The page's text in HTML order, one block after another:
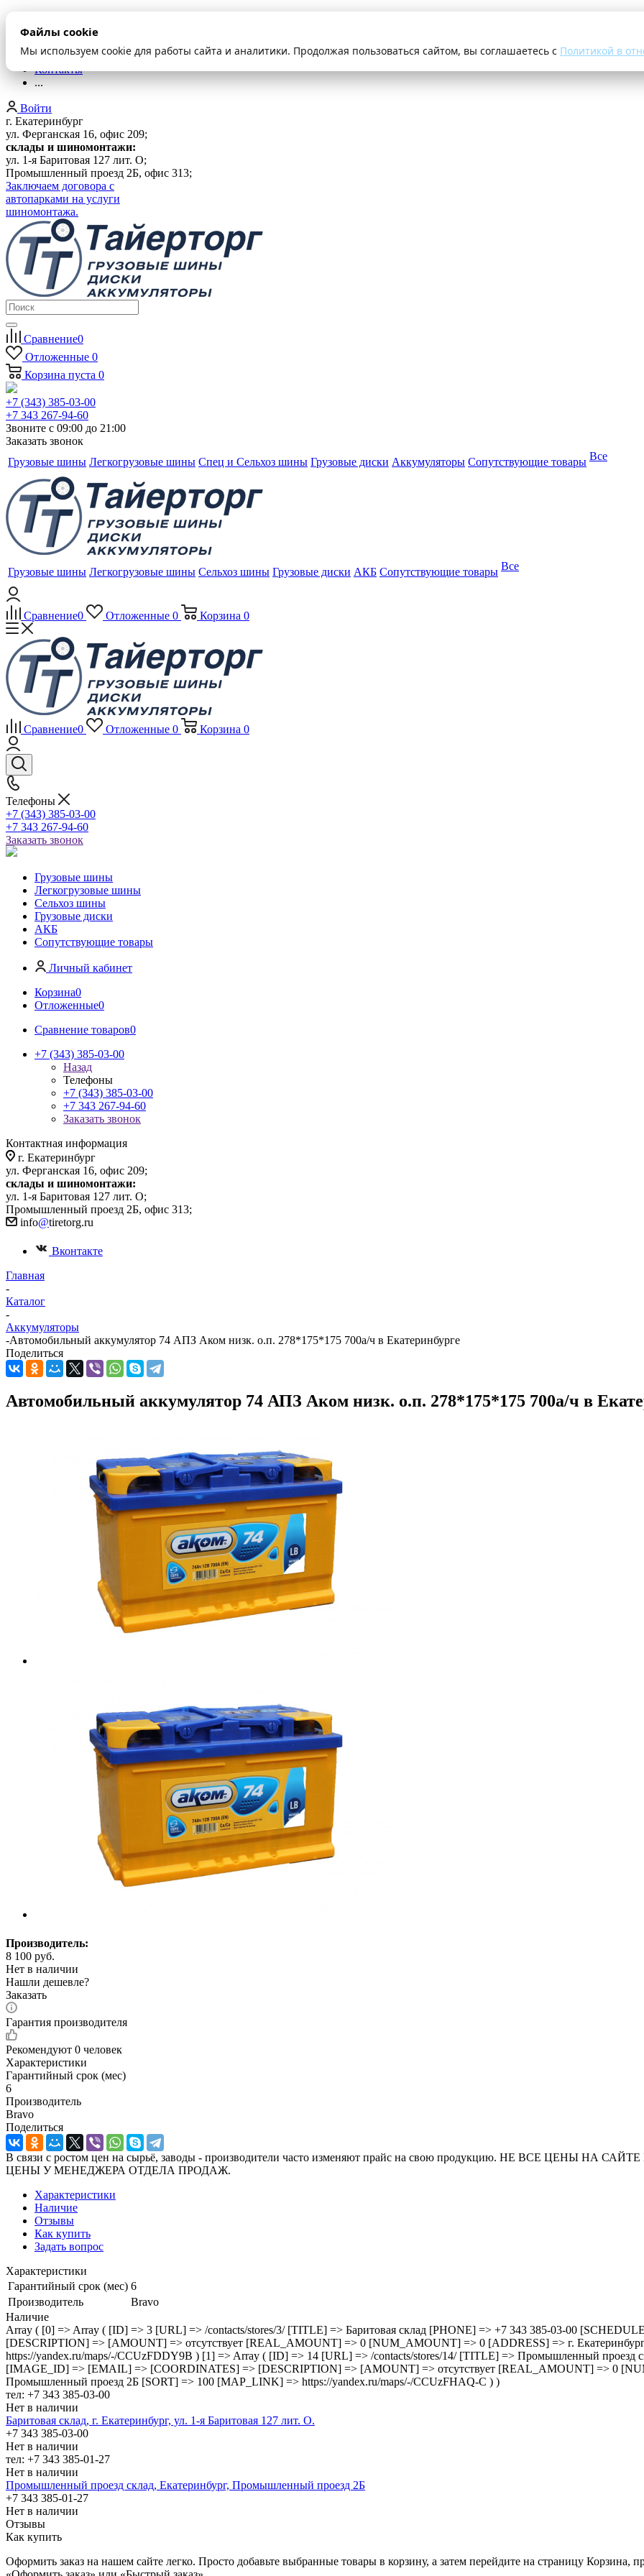
Файлы cookie
Мы используем cookie для работы сайта и аналитики. Продолжая пользоваться сайтом, вы соглашаетесь с Политикой в
Оплата и доставка
Шиномонтаж
Контакты
...
Войти
г. Екатеринбург
ул. Ферганская 16, офис 209;
склады и шиномонтажи:
ул. 1-я Баритовая 127 лит. О;
Промышленный проезд 2Б, офис 313;
Заключаем договора с
автопарками на услуги
шиномонтажа.
Сравнение0
Отложенные 0
Корзина пуста 0
+7 (343) 385-03-00
+7 343 267-94-60
Звоните с 09:00 до 21:00
Заказать звонок
Грузовые шины Легкогрузовые шины Спец и Сельхоз шины Грузовые диски Аккумуляторы Сопутствующие товары Все
Грузовые шины Легкогрузовые шины Сельхоз шины Грузовые диски АКБ Сопутствующие товары Все
Сравнение0 Отложенные 0 Корзина 0
Сравнение0 Отложенные 0 Корзина 0
Телефоны
+7 (343) 385-03-00
+7 343 267-94-60
Заказать звонок
Грузовые шины
Легкогрузовые шины
Сельхоз шины
Грузовые диски
АКБ
Сопутствующие товары
Личный кабинет
Корзина0
Отложенные0
Сравнение товаров0
+7 (343) 385-03-00
Назад
Телефоны
+7 (343) 385-03-00
+7 343 267-94-60
Заказать звонок
Контактная информация
г. Екатеринбург
ул. Ферганская 16, офис 209;
склады и шиномонтажи:
ул. 1-я Баритовая 127 лит. О;
Промышленный проезд 2Б, офис 313;
info@tiretorg.ru
Вконтакте
Главная
-
Каталог
-
Аккумуляторы
-Автомобильный аккумулятор 74 АПЗ Аком низк. о.п. 278*175*175 700а/ч в Екатеринбурге
Поделиться
Автомобильный аккумулятор 74 АПЗ Аком низк. о.п. 278*175*175 700а/ч в
Производитель:
8 100 руб.
Нет в наличии
Нашли дешевле?
Заказать
Гарантия производителя
Рекомендуют 0 человек
Характеристики
Гарантийный срок (мес)
6
Производитель
Bravo
Поделиться
В связи с ростом цен на сырьё, заводы - производители часто изменяют прайс на свою продукцию. НЕ ВСЕ ЦЕНЫ
ЦЕНЫ У МЕНЕДЖЕРА ОТДЕЛА ПРОДАЖ.
Характеристики
Наличие
Отзывы
Как купить
Задать вопрос
Характеристики
Гарантийный срок (мес) 6
Производитель
Bravo
Наличие
Array ( [0] => Array ( [ID] => 3 [URL] => /contacts/stores/3/ [TITLE] => Баритовая склад [PHONE] => +7 343 385-03-00
[DESCRIPTION] => [AMOUNT] => отсутствует [REAL_AMOUNT] => 0 [NUM_AMOUNT] => 0 [ADDRESS] => г.
https://yandex.ru/maps/-/CCUzFDDY9B ) [1] => Array ( [ID] => 14 [URL] => /contacts/stores/14/ [TITLE] => Промышленный проезд
[IMAGE_ID] => [EMAIL] => [COORDINATES] => [DESCRIPTION] => [AMOUNT] => отсутствует [REAL_AMOUNT] => 0
Промышленный проезд 2Б [SORT] => 100 [MAP_LINK] => https://yandex.ru/maps/-/CCUzFHAQ-C ) )
тел: +7 343 385-03-00
Нет в наличии
Баритовая склад, г. Екатеринбург, ул. 1-я Баритовая 127 лит. О.
+7 343 385-03-00
Нет в наличии
тел: +7 343 385-01-27
Нет в наличии
Промышленный проезд cклад, Екатеринбург, Промышленный проезд 2Б
+7 343 385-01-27
Нет в наличии
Отзывы
Как купить
Оформить заказ на нашем сайте легко. Просто добавьте выбранные товары в корзину, а затем перейдите на страницу Корзина,